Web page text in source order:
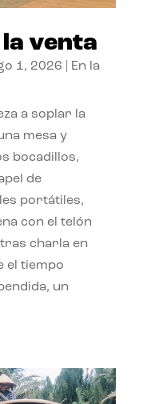
venta
1, 2026
En la
a soplar la
mesa y
bocadillos,
de
portátiles,
con el telón
charla en
el tiempo
un